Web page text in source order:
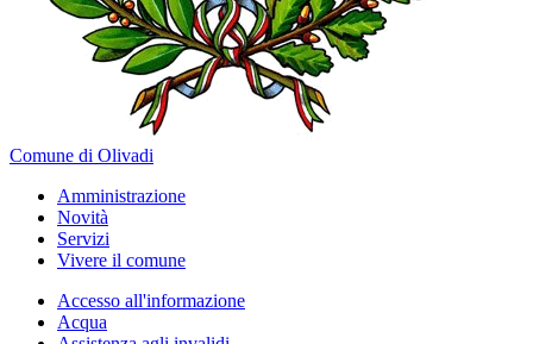
Comune di Olivadi
Amministrazione
Novità
Servizi
Vivere il comune
Accesso all'informazione
Acqua